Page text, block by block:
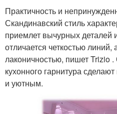
Практичность и
Скандинавский стиль
приемлет вычурных деталей
отличается четкостью
лаконичностью, пишет Trizio
кухонного гарнитура
и уютным.